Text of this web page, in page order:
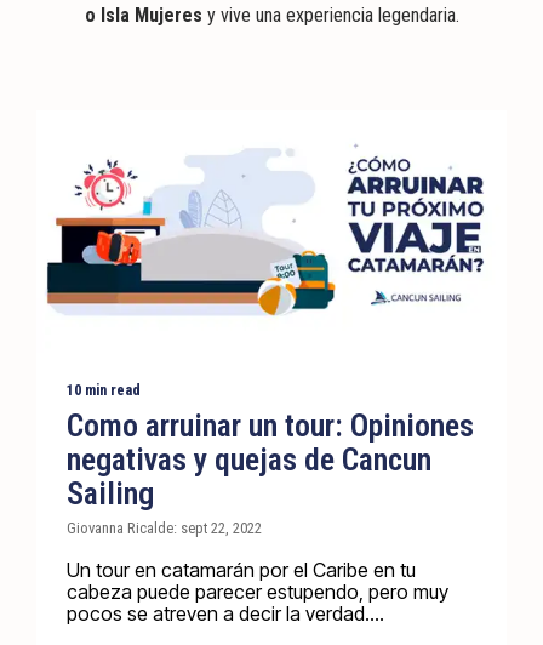
o Isla Mujeres y vive una experiencia legendaria.
10 min read
Como arruinar un tour: Opiniones
negativas y quejas de Cancun
Sailing
Giovanna Ricalde: sept 22, 2022
Un tour en catamarán por el Caribe en tu
cabeza puede parecer estupendo, pero muy
pocos se atreven a decir la verdad....